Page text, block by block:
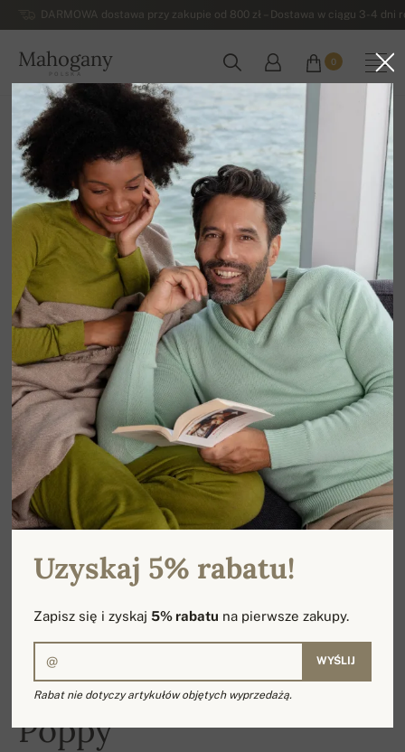
DARMOWA dostawa przy zakupie od 800 zł – Dostawa w ciągu 3-4
Mahogany
POLSKA
0
Strona główna
Damskie swetry z kaszmiru
Damskie swetry kaszmirowe na guziki
Poppy
Uzyskaj 5% rabatu!
Zapisz się i zyskaj5% rabatu na pierwsze zakupy.
WYŚLIJ
Rabat nie dotyczy artykułów objętych wyprzedażą.